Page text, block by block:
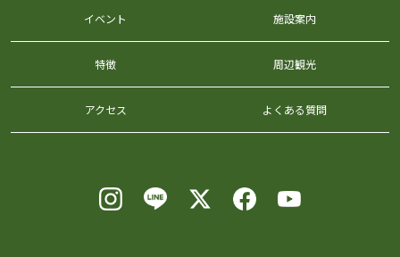
イベント 施設案内
特徴 周辺観光
アクセス よくある質問